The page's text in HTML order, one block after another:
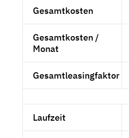
Gesamtkosten
Gesamtkosten /
Monat
Gesamtleasingfaktor
Laufzeit